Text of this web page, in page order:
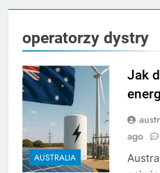
operatorzy dystry
AUSTRALIA
Jak
ago